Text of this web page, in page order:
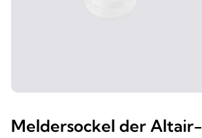
Meldersockel der Altair-